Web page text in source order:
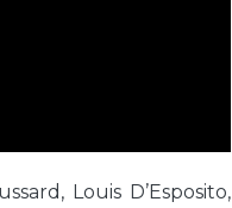
Louis D’Esposito,